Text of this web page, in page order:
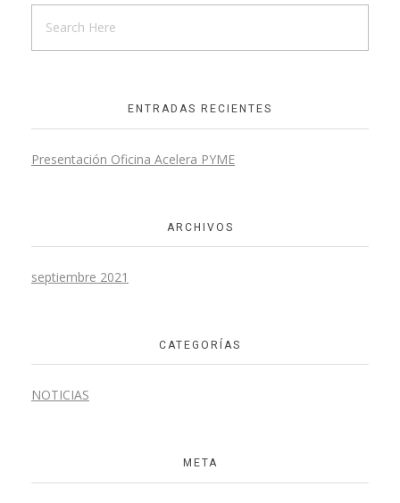
ENTRADAS RECIENTES
Presentación Oficina Acelera PYME
ARCHIVOS
septiembre 2021
CATEGORÍAS
NOTICIAS
META